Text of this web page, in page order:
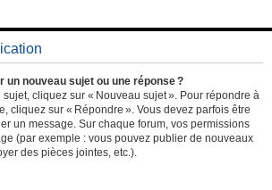
un nouveau sujet ou une réponse ?
cliquez sur « Nouveau sujet ». Pour répondre à
cliquez sur « Répondre ». Vous devez parfois être
un message. Sur chaque forum, vos permissions
(par exemple : vous pouvez publier de nouveaux
des pièces jointes, etc.).